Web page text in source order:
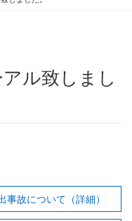
故について（詳細）